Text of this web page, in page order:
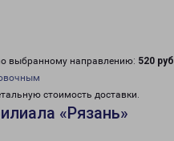
выбранному направлению: 520 руб
стоимость доставки.
«Рязань»